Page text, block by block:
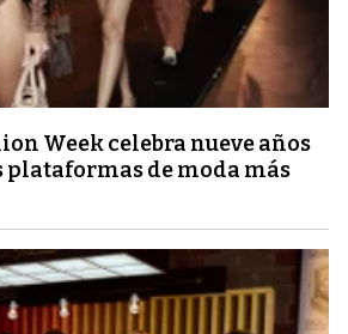
Week celebra nueve años
plataformas de moda más